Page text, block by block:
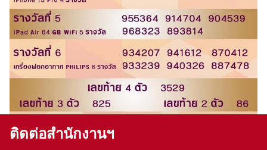
ติดต่อสำนักงานฯ